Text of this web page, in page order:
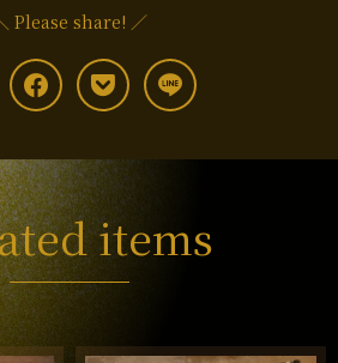
Please share! ／
items